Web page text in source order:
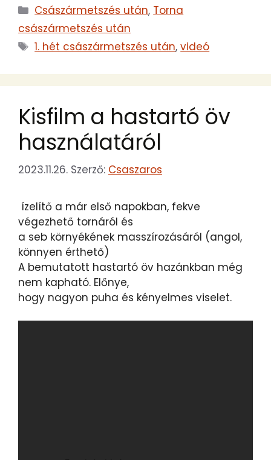
Kategória
Császármetszés után, Torna
császármetszés után
Címkék
1. hét császármetszés után,videó
Kisfilm a hastartó öv
használatáról
2023.11.26. Szerző: Csaszaros
ízelítő a már első napokban, fekve
végezhető tornáról és
a seb környékének masszírozásáról (angol,
könnyen érthető)
A bemutatott hastartó öv hazánkban még
nem kapható. Előnye,
hogy nagyon puha és kényelmes viselet.